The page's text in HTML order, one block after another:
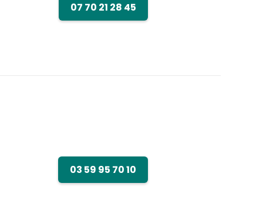
07 70 21 28 45
03 59 95 70 10